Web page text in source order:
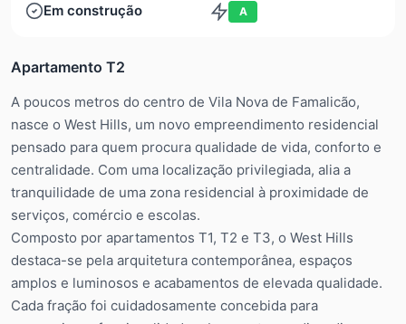
Em construção
A
Apartamento T2
A poucos metros do centro de Vila Nova de Famalicão,
nasce o West Hills, um novo empreendimento residencial
pensado para quem procura qualidade de vida, conforto e
centralidade. Com uma localização privilegiada, alia a
tranquilidade de uma zona residencial à proximidade de
serviços, comércio e escolas.
Composto por apartamentos T1, T2 e T3, o West Hills
destaca-se pela arquitetura contemporânea, espaços
amplos e luminosos e acabamentos de elevada qualidade.
Cada fração foi cuidadosamente concebida para